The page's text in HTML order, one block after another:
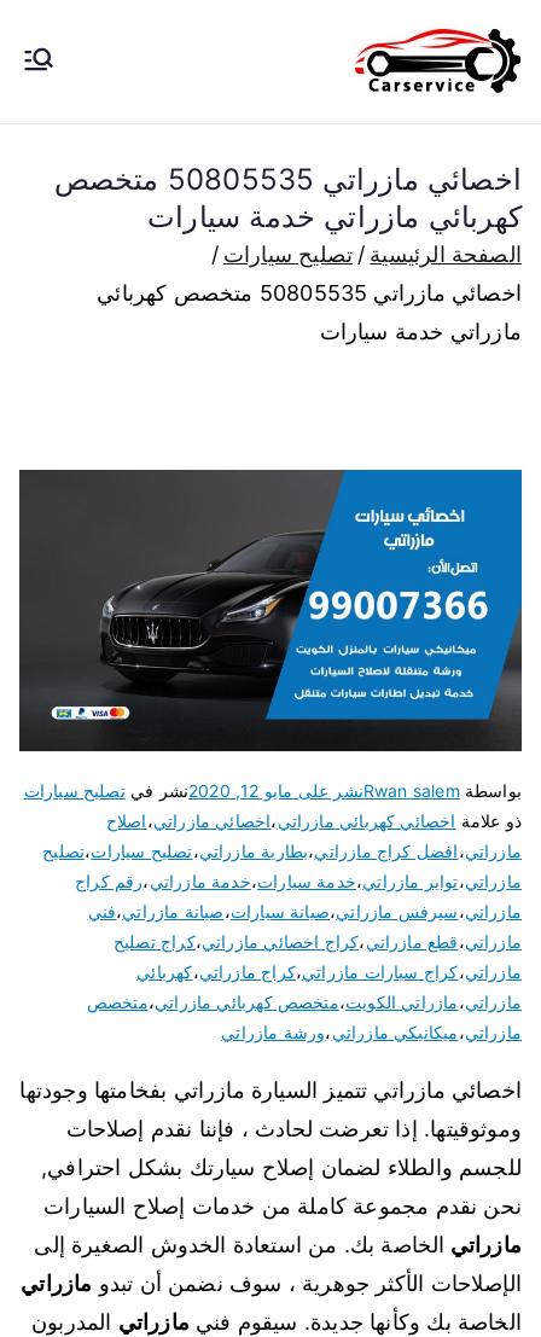
إلى
المحتوى
الكويت
بنشر متنقل الكويت كهرباء وبنشر تبديل
بارخص الاسعار
اخصائي مازراتي 50805535 متخصص
كهربائي مازراتي خدمة سيارات
الصفحة الرئيسية
تصليح سيارات
اخصائي مازراتي 50805535 متخصص كهربائي
مازراتي خدمة سيارات
بواسطة Rwan salemنشر على مايو 12, 2020 نشر فيتصليح سيارات
ذو علامة اخصائي كهربائي مازراتي،اخصائي مازراتي،اصلاح
مازراتي،افضل كراج مازراتي،بطارية مازراتي،تصليح سيارات،تصليح
مازراتي،تواير مازراتي،خدمة سيارات،خدمة مازراتي،رقم كراج
مازراتي،سيرفس مازراتي،صيانة سيارات،صيانة مازراتي،فني
مازراتي،قطع مازراتي،كراج اخصائي مازراتي،كراج تصليح
مازراتي،كراج سيارات مازراتي،كراج مازراتي،كهربائي
مازراتي،مازراتي الكويت،متخصص كهربائي مازراتي،متخصص
مازراتي،ميكانيكي مازراتي،ورشة مازراتي
اخصائي مازراتي تتميز السيارة مازراتي بفخامتها وجودتها
وموثوقيتها. إذا تعرضت لحادث ، فإننا نقدم إصلاحات
للجسم والطلاء لضمان إصلاح سيارتك بشكل احترافي,
نحن نقدم مجموعة كاملة من خدمات إصلاح السيارات
مازراتي الخاصة بك. من استعادة الخدوش الصغيرة إلى
الإصلاحات الأكثر جوهرية ، سوف نضمن أن تبدو مازراتي
الخاصة بك وكأنها جديدة. سيقوم فني مازراتي المدربون